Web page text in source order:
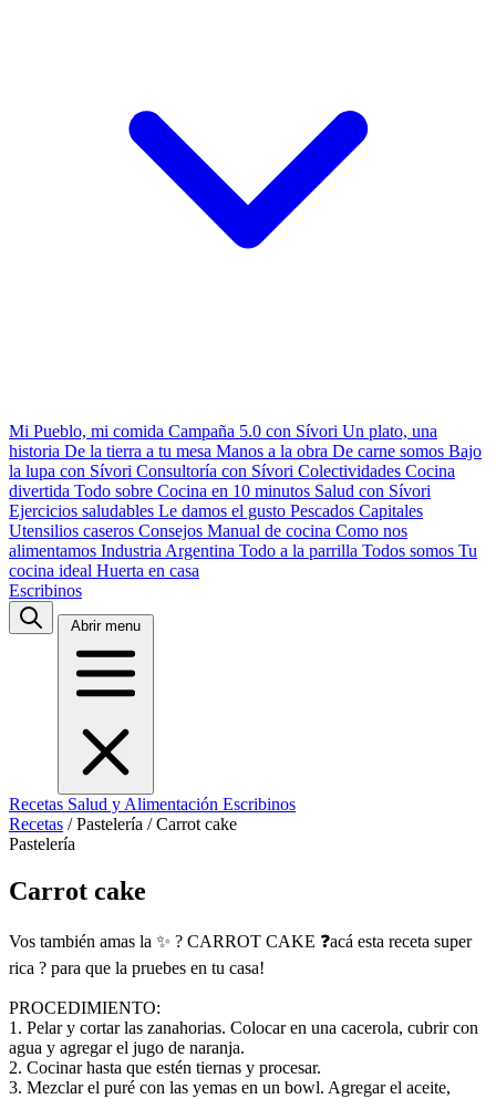
Mi Pueblo, mi comida Campaña 5.0 con Sívori Un plato, una
historia De la tierra a tu mesa Manos a la obra De carne somos Bajo
la lupa con Sívori Consultoría con Sívori Colectividades Cocina
divertida Todo sobre Cocina en 10 minutos Salud con Sívori
Ejercicios saludables Le damos el gusto Pescados Capitales
Utensilios caseros Consejos Manual de cocina Como nos
alimentamos Industria Argentina Todo a la parrilla Todos somos Tu
cocina ideal Huerta en casa
Escribinos
Abrir menu
Recetas Salud y Alimentación Escribinos
Recetas / Pastelería / Carrot cake
Pastelería
Carrot cake
Vos también amas la ✨ ? CARROT CAKE ❓acá esta receta super
rica ? para que la pruebes en tu casa!
PROCEDIMIENTO:
1. Pelar y cortar las zanahorias. Colocar en una cacerola, cubrir con
agua y agregar el jugo de naranja.
2. Cocinar hasta que estén tiernas y procesar.
3. Mezclar el puré con las yemas en un bowl. Agregar el aceite,